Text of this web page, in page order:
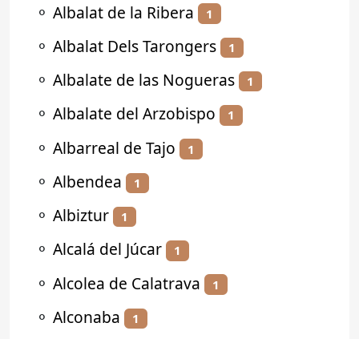
⚬ Albalat de la Ribera 1
⚬ Albalat Dels Tarongers 1
⚬ Albalate de las Nogueras 1
⚬ Albalate del Arzobispo 1
⚬ Albarreal de Tajo 1
⚬ Albendea 1
⚬ Albiztur 1
⚬ Alcalá del Júcar 1
⚬ Alcolea de Calatrava 1
⚬ Alconaba 1